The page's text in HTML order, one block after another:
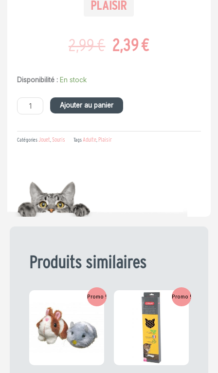
2,99€ Le
initial
était :
2,39€
Disponibilité : En stock
quantité
Souris
à
Ajouter au panier
CatégoriesJouet Souris Tags Adulte Plaisir
Produits similaires
Promo !
initial
était :
Le
actuel
est :
Promo !
Le
initial
était :
4,79 €.
Le